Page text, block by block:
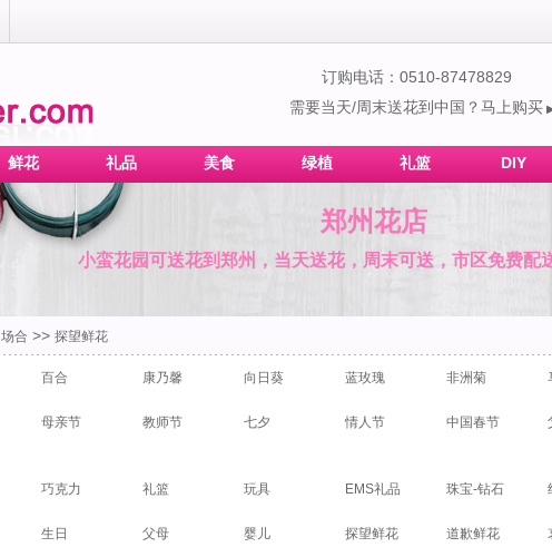
订购电话：0510-87478829
需要当天/周末送花到中国？马上购买
鲜花 礼品 美食 绿植 礼篮 DIY
郑州花店
小蛮花园可送花到郑州，当天送花，周末可送，市区免费配
场合 >> 探望鲜花
百合 康乃馨 向日葵 蓝玫瑰 非洲菊
母亲节 教师节 七夕 情人节 中国春节
巧克力 礼篮 玩具 EMS礼品 珠宝-钻石
生日 父母 婴儿 探望鲜花 道歉鲜花